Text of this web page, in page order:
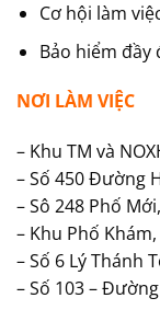
Cơ hội làm
Bảo hiểm đầy
NƠI LÀM VIỆC
– Khu TM và
– Số 450 Đường
– Sô 248 Phố
– Khu Phố
– Số 6 Lý Thánh
– Số 103 –